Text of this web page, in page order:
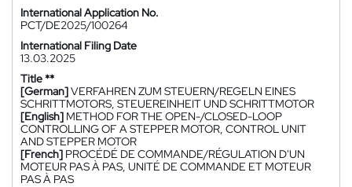
International Application No.
PCT/DE2025/100264
International Filing Date
13.03.2025
Title **
[German]VERFAHREN ZUM STEUERN/REGELN EINES
SCHRITTMOTORS, STEUEREINHEIT UND SCHRITTMOTOR
[English] METHOD FOR THE OPEN-/CLOSED-LOOP
CONTROLLING OF A STEPPER MOTOR, CONTROL UNIT
AND STEPPER MOTOR
[French] PROCÉDÉ DE COMMANDE/RÉGULATION D'UN
MOTEUR PAS À PAS, UNITÉ DE COMMANDE ET MOTEUR
PAS À PAS